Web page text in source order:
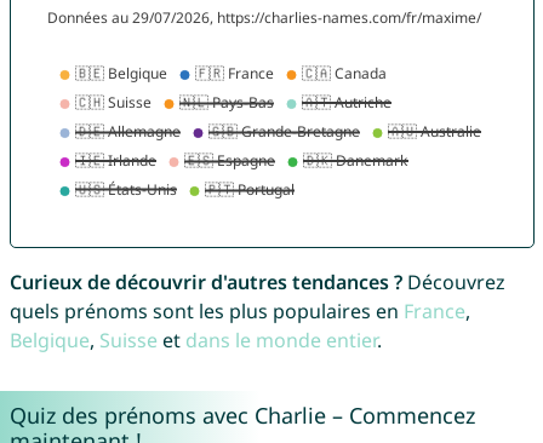
Curieux de découvrir d'autres tendances ?Découvrez
quels prénoms sont les plus populaires en France,
Belgique, Suisse et dans le monde entier.
Quiz des prénoms avec Charlie – Commencez